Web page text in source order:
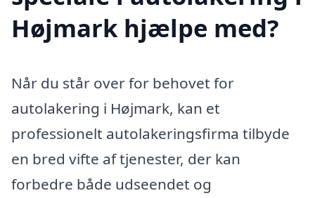
Højmark hjælpe med?
Når du står over for behovet for
autolakering i Højmark, kan et
professionelt autolakeringsfirma tilbyde
en bred vifte af tjenester, der kan
forbedre både udseendet og